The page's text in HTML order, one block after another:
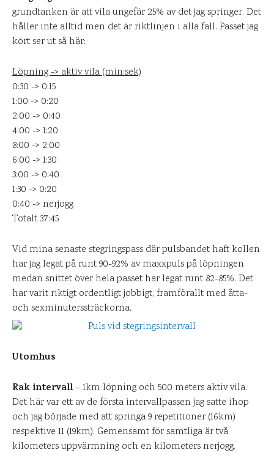
grundtanken är att vila ungefär 25% av det jag springer. Det
håller inte alltid men det är riktlinjen i alla fall. Passet jag
kört ser ut så här:
Löpning -> aktiv vila (min:sek)
0:30 -> 0:15
1:00 -> 0:20
2:00 -> 0:40
4:00 -> 1:20
8:00 -> 2:00
6:00 -> 1:30
3:00 -> 0:40
1:30 -> 0:20
0:40 -> nerjogg
Totalt 37:45
Vid mina senaste stegringspass där pulsbandet haft kollen
har jag legat på runt 90-92% av maxxpuls på löpningen
medan snittet över hela passet har legat runt 82-85%. Det
har varit riktigt ordentligt jobbigt, framförallt med åtta-
och sexminuterssträckorna.
Utomhus
Rak intervall– 1km löpning och 500 meters aktiv vila.
Det här var ett av de första intervallpassen jag satte ihop
och jag började med att springa 9 repetitioner (16km)
respektive 11 (19km). Gemensamt för samtliga är två
kilometers uppvärmning och en kilometers nerjogg.